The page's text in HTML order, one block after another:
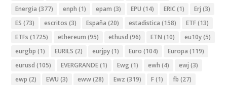
Energia (377) enph (1) epam (3) EPU (14) ERIC(1) Erj (3)
ES (73) escritos (3) España (20) estadistica (158) ETF(13)
ETFs (1725) ethereum (95) ethusd (96) ETN (10) eu10y(5)
eurgbp (1) EURILS (2) eurjpy(1) Euro (104) Europa (119)
eurusd (105) EVERGRANDE(1) Ewg (1) ewh (4) ewj (3)
ewp (2) EWU (3) eww(28) Ewz (319) F(1) fb (27)